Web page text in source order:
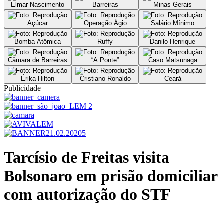
Elmar Nascimento Barreiras Minas Gerais
Açúcar Operação Ágio Salário Mínimo
Bomba Atômica Ruffy Danilo Henrique
Câmara de Barreiras “A Ponte” Caso Matsunaga
Érika Hilton Cristiano Ronaldo Ceará
Publicidade
Tarcísio de Freitas visita
Bolsonaro em prisão domiciliar
com autorização do STF